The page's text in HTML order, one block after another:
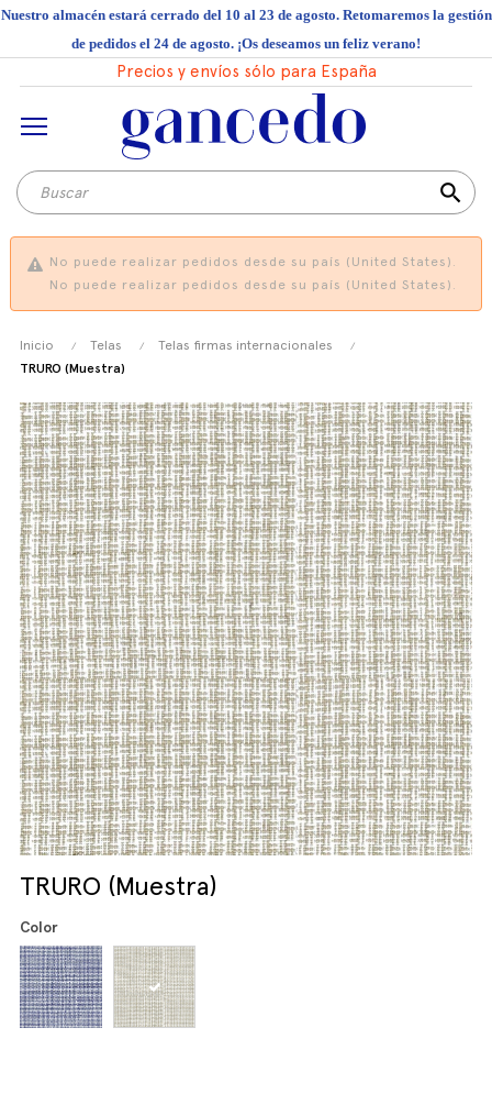
Nuestro almacén estará cerrado del 10 al 23 de agosto. Retomaremos la gestión
de pedidos el 24 de agosto. ¡Os deseamos un feliz verano!
Precios y envíos sólo para España
search
No puede realizar pedidos desde su país (United States).
No puede realizar pedidos desde su país (United States).
Inicio Telas
Telas firmas internacionales
TRURO (Muestra)
TRURO (Muestra)
Color